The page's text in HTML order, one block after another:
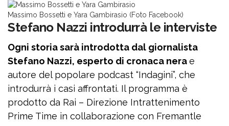
Massimo Bossetti e Yara Gambirasio (Foto Facebook)
Stefano Nazzi introdurrà le interviste
Ogni storia sarà introdotta dal giornalista
Stefano Nazzi, esperto di cronaca nerae
autore del popolare podcast “Indagini”, che
introdurrà i casi affrontati. Il programma è
prodotto da Rai – Direzione Intrattenimento
Prime Time in collaborazione con Fremantle